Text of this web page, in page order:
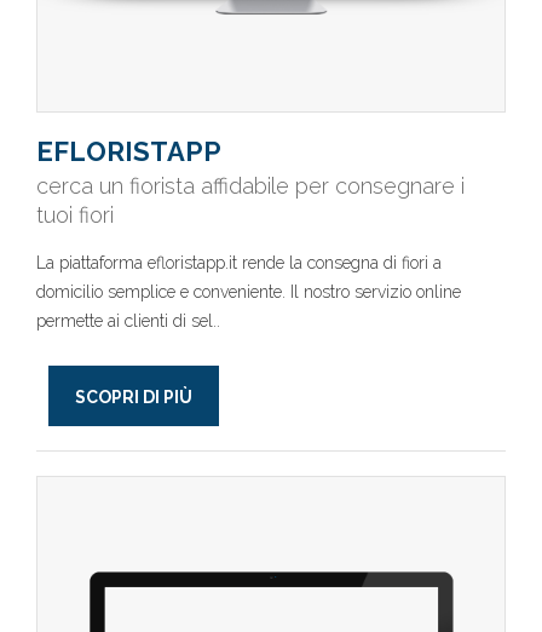
EFLORISTAPP
cerca un fiorista affidabile per consegnare i
tuoi fiori
La piattaforma efloristapp.it rende la consegna di fiori a
domicilio semplice e conveniente. Il nostro servizio online
permette ai clienti di sel..
SCOPRI DI PIÙ